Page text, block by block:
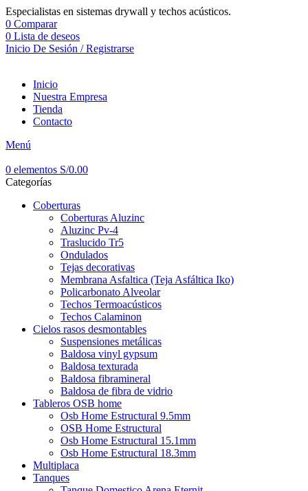
Especialistas en sistemas drywall y techos acústicos.
0 Comparar
0 Lista de deseos
Inicio De Sesión / Registrarse
Inicio
Nuestra Empresa
Tienda
Contacto
Menú
0 elementos S/0.00
Categorías
Coberturas
Coberturas Aluzinc
Aluzinc Pv-4
Traslucido Tr5
Ondulados
Tejas decorativas
Membrana Asfaltica (Teja Asfáltica Iko)
Policarbonato Alveolar
Techos Termoacústicos
Techos Calaminon
Cielos rasos desmontables
Suspensiones metálicas
Baldosa vinyl gypsum
Baldosa texturada
Baldosa fibramineral
Baldosa de fibra de vidrio
Tableros OSB home
Osb Home Estructural 9.5mm
OSB Home Estructural
Osb Home Estructural 15.1mm
Osb Home Estructural 18.3mm
Multiplaca
Tanques